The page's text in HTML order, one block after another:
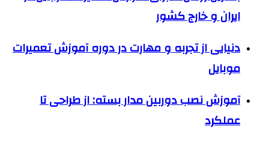
ایران و خارج کشور
دنیایی از تجربه و مهارت در دوره آموزش تعمیرات
موبایل
آموزش نصب دوربین مدار بسته: از طراحی تا
عملکرد